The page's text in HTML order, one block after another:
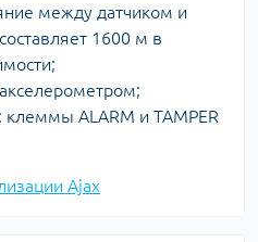
между датчиком и
1600 м в
ALARM и TAMPER
Ajax